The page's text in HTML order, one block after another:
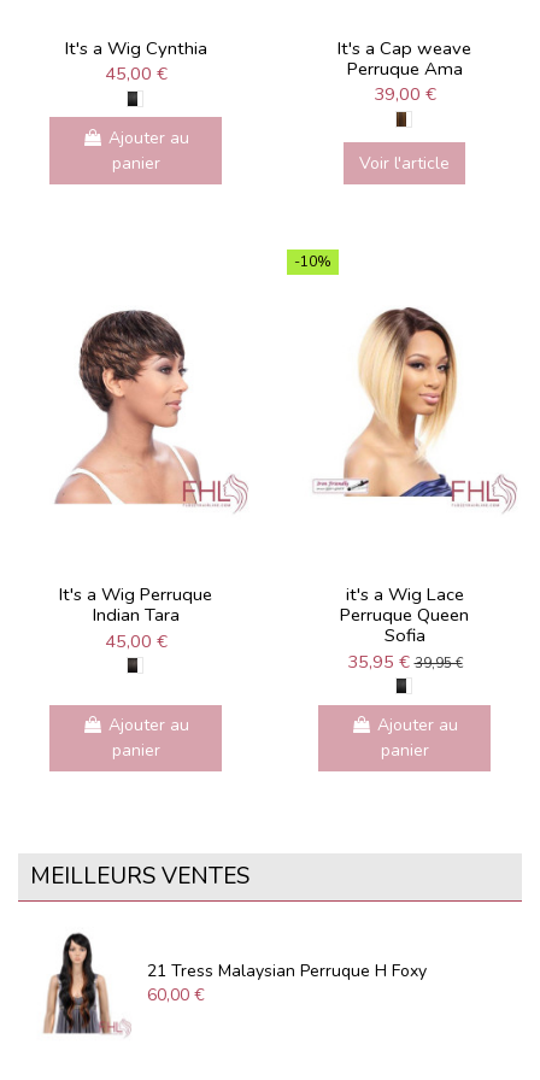
It's a Wig Cynthia
45,00 €
Ajouter au
panier
It's a Cap weave
Perruque Ama
39,00 €
Voir l'article
It's a Wig Perruque
Indian Tara
45,00 €
Ajouter au
panier
-10%
it's a Wig Lace
Perruque Queen
Sofia
35,95 €39,95 €
Ajouter au
panier
MEILLEURS VENTES
21 Tress Malaysian Perruque H Foxy
60,00 €